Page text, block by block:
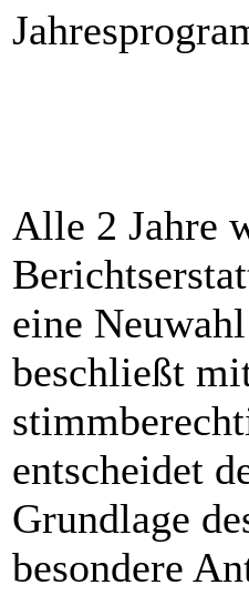
Alle 2 Jahre
eine
beschließt
entscheidet
Grundlage
besondere